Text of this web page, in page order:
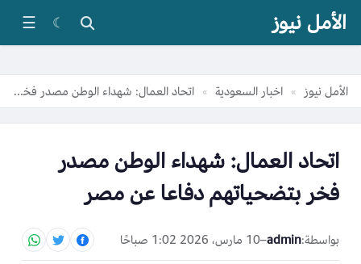
الأمل نيوز ☾
☰
الأمل نيوز » اخبار السعودية » اتحاد العمال: شهداء الوطن مصدر فخر بتضحياتهم دفاعا عن مصر
اتحاد العمال: شهداء الوطن مصدر
فخر بتضحياتهم دفاعا عن مصر
بواسطة:admin
–10 مارس، 2026 1:02 صباحًا